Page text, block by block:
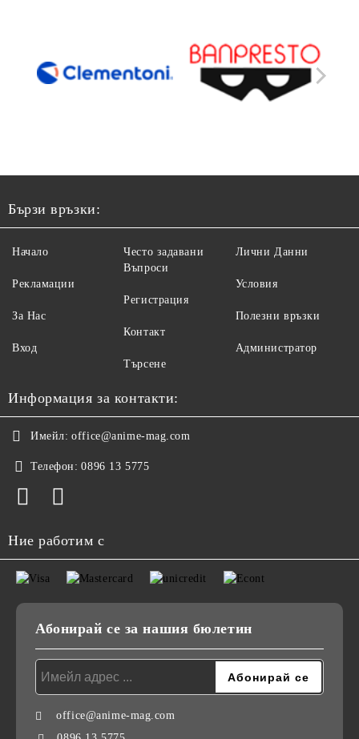
Бързи връзки:
Начало
Рекламации
За Нас
Вход
Често задавани
Въпроси
Регистрация
Контакт
Търсене
Лични Данни
Условия
Полезни връзки
Администратор
Информация за контакти:
Имейл: office@anime-mag.com
Телефон: 0896 13 5775
Ние работим с
Абонирай се за нашия бюлетин
office@anime-mag.com